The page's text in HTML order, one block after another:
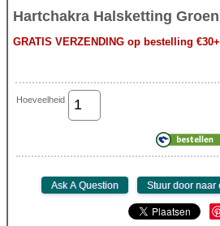
Hartchakra Halsketting
GRATIS VERZENDING op bestelling €30+
Hoeveelheid